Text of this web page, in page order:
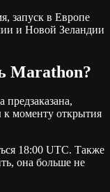
запуск в Европе
и Новой Зеландии
Marathon?
предзаказана,
к моменту открытия
18:00 UTC. Также
она больше не